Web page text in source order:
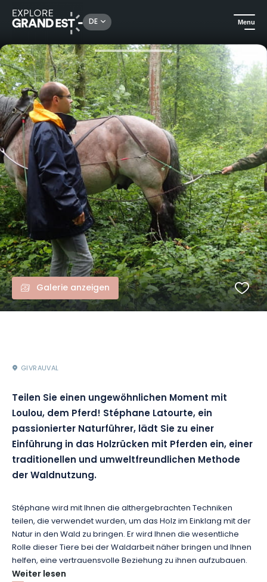
DE Menu
Sehenswertes in der Region Grand Est Einführung in das Holzrücken mit Pferden
Galerie anzeigen
GIVRAUVAL
Teilen Sie einen ungewöhnlichen Moment mit
Loulou, dem Pferd! Stéphane Latourte, ein
passionierter Naturführer, lädt Sie zu einer
Einführung in das Holzrücken mit Pferden ein, einer
traditionellen und umweltfreundlichen Methode
der Waldnutzung.
Stéphane wird mit Ihnen die althergebrachten Techniken
teilen, die verwendet wurden, um das Holz im Einklang mit der
Natur in den Wald zu bringen. Er wird Ihnen die wesentliche
Rolle dieser Tiere bei der Waldarbeit näher bringen und Ihnen
helfen, eine vertrauensvolle Beziehung zu ihnen aufzubauen.
Weiter lesen